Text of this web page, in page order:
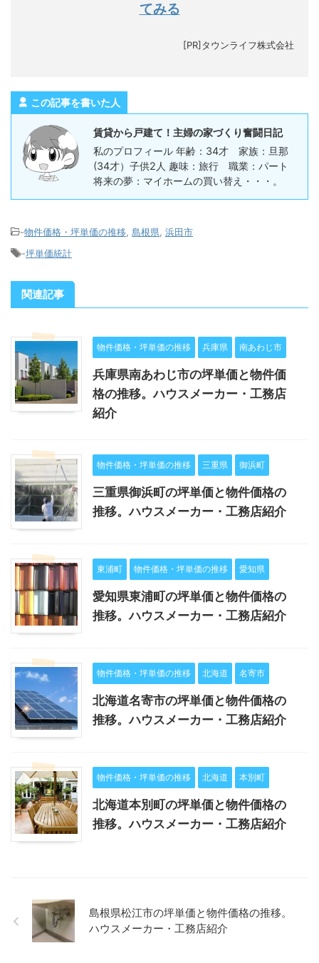
てみる
[PR]タウンライフ株式会社
この記事を書いた人
賃貸から戸建て！主婦の家づくり奮闘日記
私のプロフィール 年齢：34才 家族：旦那
(34才）子供2人 趣味：旅行 職業：パート
将来の夢：マイホームの買い替え・・・。
-物件価格・坪単価の推移, 島根県, 浜田市
-坪単価統計
関連記事
物件価格・坪単価の推移 兵庫県 南あわじ市
兵庫県南あわじ市の坪単価と物件価
格の推移。ハウスメーカー・工務店
紹介
物件価格・坪単価の推移 三重県 御浜町
三重県御浜町の坪単価と物件価格の
推移。ハウスメーカー・工務店紹介
東浦町 物件価格・坪単価の推移 愛知県
愛知県東浦町の坪単価と物件価格の
推移。ハウスメーカー・工務店紹介
物件価格・坪単価の推移 北海道 名寄市
北海道名寄市の坪単価と物件価格の
推移。ハウスメーカー・工務店紹介
物件価格・坪単価の推移 北海道 本別町
北海道本別町の坪単価と物件価格の
推移。ハウスメーカー・工務店紹介
島根県松江市の坪単価と物件価格の推移。
ハウスメーカー・工務店紹介